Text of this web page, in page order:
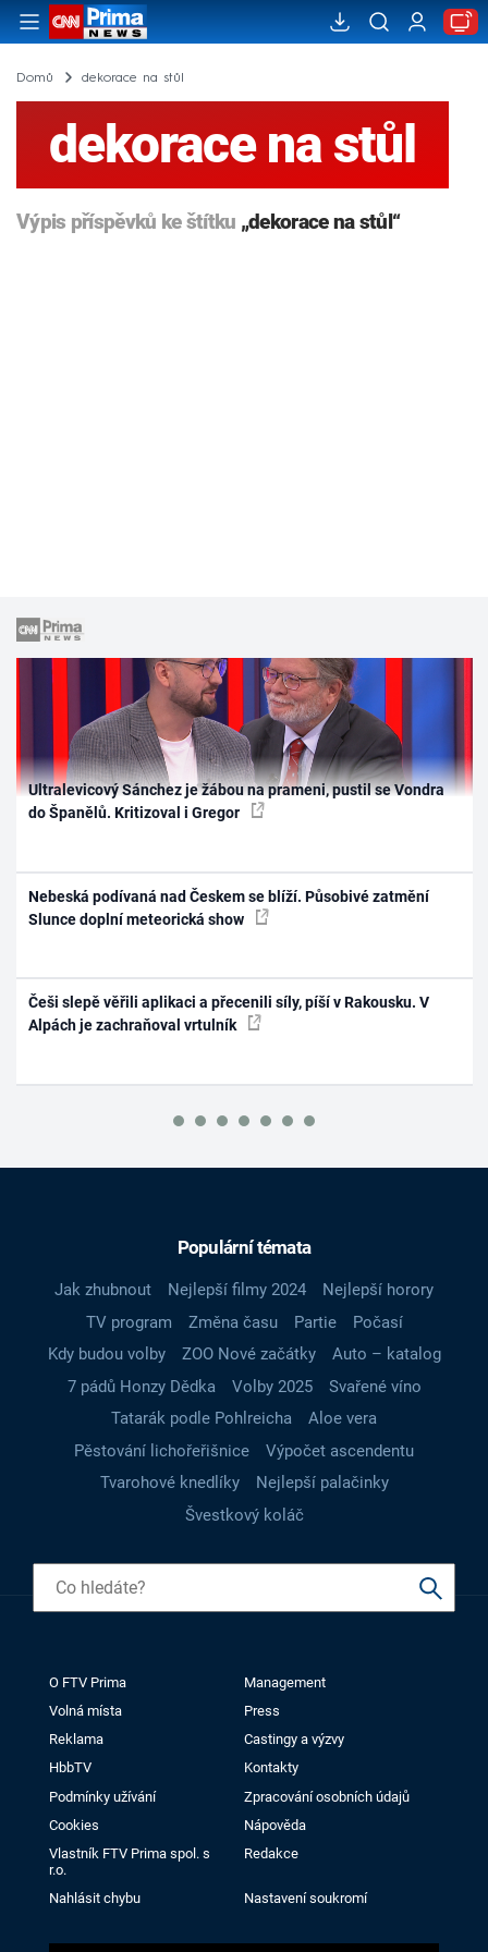
Domů dekorace na stůl
dekorace na stůl
Výpis příspěvků ke štítku „dekorace na stůl“
Ultralevicový Sánchez je žábou na prameni, pustil se Vondra
do Španělů. Kritizoval i Gregor
Nebeská podívaná nad Českem se blíží. Působivé zatmění
Slunce doplní meteorická show
Češi slepě věřili aplikaci a přecenili síly, píší v Rakousku. V
Alpách je zachraňoval vrtulník
Populární témata
Jak zhubnout Nejlepší filmy 2024
Nejlepší horory
TV program
Změna času Partie
Počasí
Kdy budou volby
ZOO Nové začátky
Auto – katalog
7 pádů Honzy Dědka
Volby 2025
Svařené víno
Tatarák podle Pohlreicha
Aloe vera
Pěstování lichořeřišnice
Výpočet ascendentu
Tvarohové knedlíky
Nejlepší palačinky
Švestkový koláč
O FTV Prima
Management
Volná místa
Press
Reklama
Castingy a výzvy
HbbTV
Kontakty
Podmínky užívání
Zpracování osobních údajů
Cookies
Nápověda
Vlastník FTV Prima spol. s
r.o.
Redakce
Nahlásit chybu Nastavení soukromí